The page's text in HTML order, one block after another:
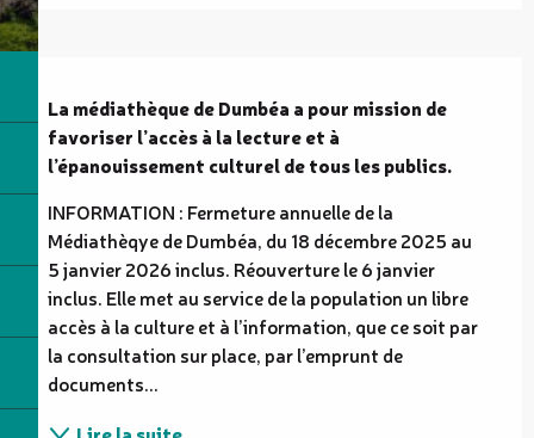
La médiathèque de Dumbéa a pour mission de
favoriser l’accès à la lecture et à
l’épanouissement culturel de tous les publics.
INFORMATION : Fermeture annuelle de la
Médiathèqye de Dumbéa, du 18 décembre 2025 au
5 janvier 2026 inclus. Réouverture le 6 janvier
inclus. Elle met au service de la population un libre
accès à la culture et à l’information, que ce soit par
la consultation sur place, par l’emprunt de
documents...